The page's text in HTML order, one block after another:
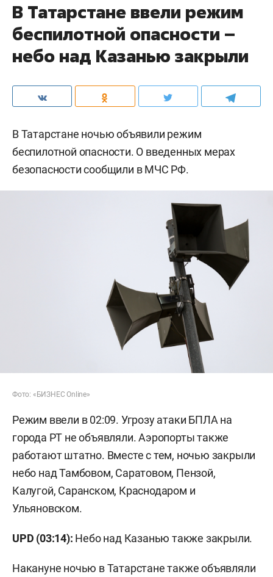
В Татарстане ввели режим
беспилотной опасности –
небо над Казанью закрыли
В Татарстане ночью объявили режим
беспилотной опасности. О введенных мерах
безопасности сообщили в МЧС РФ.
Фото: «БИЗНЕС Online»
Режим ввели в 02:09. Угрозу атаки БПЛА на
города РТ не объявляли. Аэропорты также
работают штатно. Вместе с тем, ночью закрыли
небо над Тамбовом, Саратовом, Пензой,
Калугой, Саранском, Краснодаром и
Ульяновском.
UPD (03:14): Небо над Казанью также закрыли.
Накануне ночью в Татарстане также объявляли